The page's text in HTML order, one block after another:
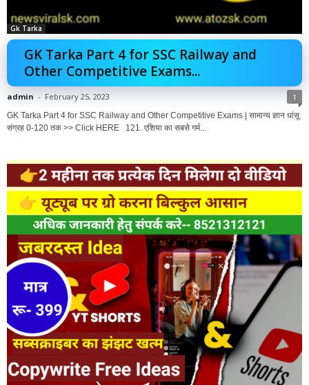
Gk Tarka
GK Tarka Part 4 for SSC Railway and
Other Competitive Exams...
admin - February 25, 2023 1
GK Tarka Part 4 for SSC Railway and Other Competitive Exams | सामान्य ज्ञान धांसू
संग्रह 0-120 तक >> Click HERE 121. एशिया का सबसे गर्म...